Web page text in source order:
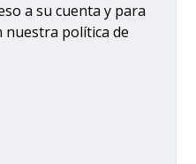
a su cuenta y para
nuestra política de